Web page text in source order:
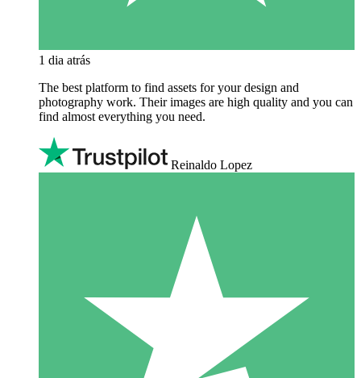
1 dia atrás
The best platform to find assets for your design and
photography work. Their images are high quality and you can
find almost everything you need.
Reinaldo Lopez